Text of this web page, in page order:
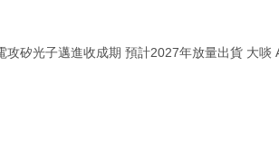
攻矽光子邁進收成期 預計2027年放量出貨 大啖